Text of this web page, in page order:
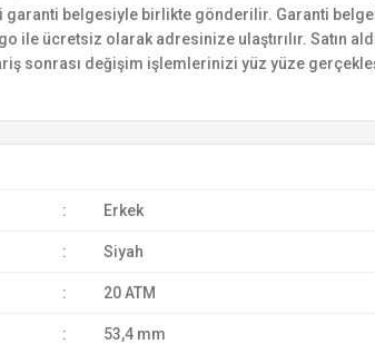
garanti belgesiyle birlikte gönderilir. Garanti
ile ücretsiz olarak adresinize ulaştırılır. Satın
sonrası değişim işlemlerinizi yüz yüze
: Erkek
: Siyah
: 20 ATM
: 53,4 mm